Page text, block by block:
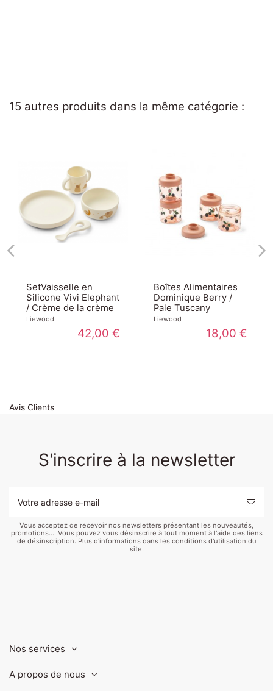
15 autres produits dans la même catégorie :
en
Vivi Elephant
de la crème
Boîtes Alimentaires
Dominique Berry /
Pale Tuscany
Tasse
Kylo Fun /
Liewood
Avis Clients
S'inscrire à la newsletter
Vous acceptez de recevoir nos newsletters présentant les nouveautés,
promotions.... Vous pouvez vous désinscrire à tout moment à l'aide des liens
de désinscription. Plus d'informations dans les conditions d'utilisation du
site.
Nos services
A propos de nous